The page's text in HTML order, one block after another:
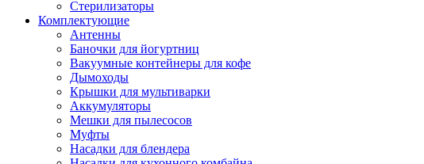
Стерилизаторы
Комплектующие
Антенны
Баночки для йогуртниц
Вакуумные контейнеры для кофе
Дымоходы
Крышки для мультиварки
Аккумуляторы
Мешки для пылесосов
Муфты
Насадки для блендера